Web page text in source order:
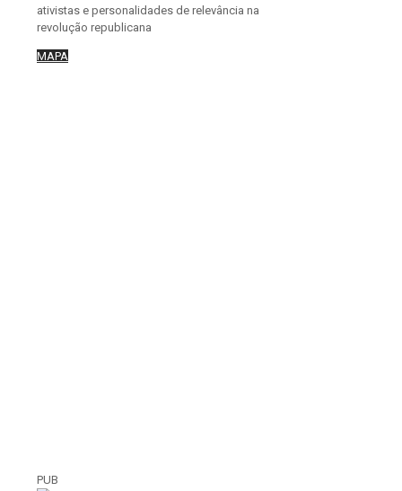
ativistas e personalidades de relevância na
revolução republicana
MAPA
PUB